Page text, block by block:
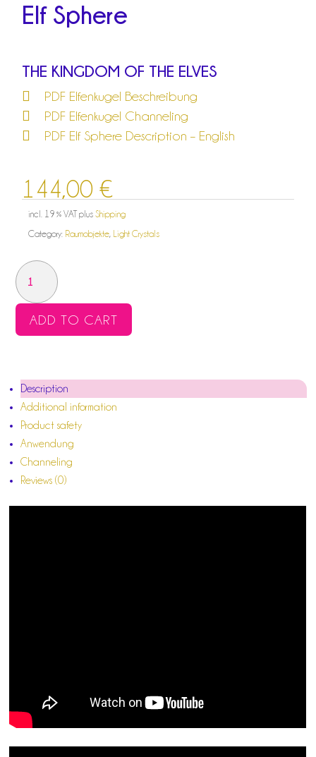
Elf Sphere
THE KINGDOM OF THE ELVES
PDF Elfenkugel Beschreibung
PDF Elfenkugel Channeling
PDF Elf Sphere Description – English
144,00€
incl. 19 % VAT plusShipping
Category: Raumobjekte, Light Crystals
ELFEN-
KUGEL
QUANTITY
ADD TO CART
Description
Additional information
Product safety
Anwendung
Channeling
Reviews (0)